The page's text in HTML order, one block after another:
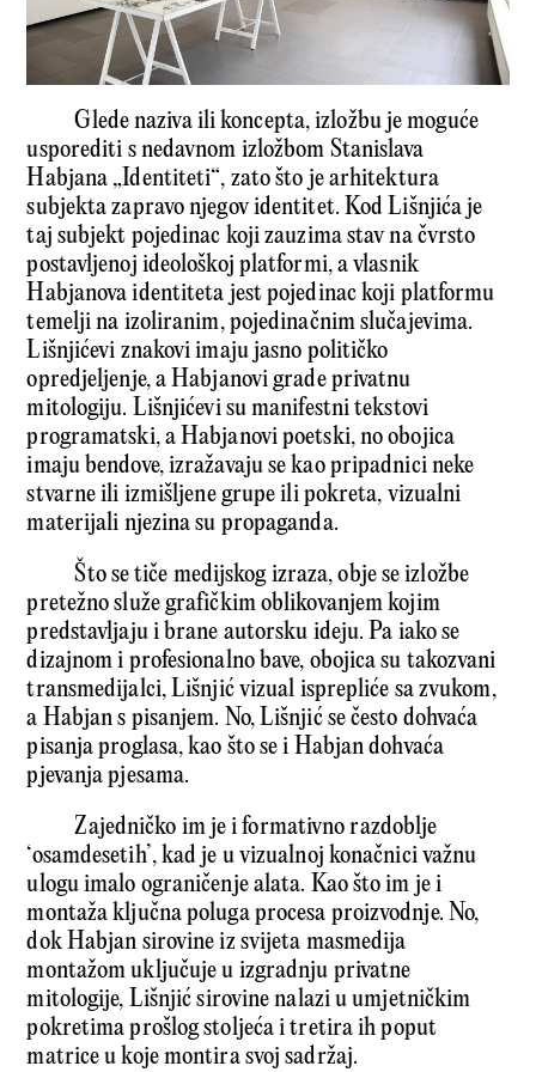
Glede naziva ili koncepta, izložbu je moguće
usporediti s nedavnom izložbom Stanislava
Habjana „Identiteti“, zato što je arhitektura
subjekta zapravo njegov identitet. Kod Lišnjića je
taj subjekt pojedinac koji zauzima stav na čvrsto
postavljenoj ideološkoj platformi, a vlasnik
Habjanova identiteta jest pojedinac koji platformu
temelji na izoliranim, pojedinačnim slučajevima.
Lišnjićevi znakovi imaju jasno političko
opredjeljenje, a Habjanovi grade privatnu
mitologiju. Lišnjićevi su manifestni tekstovi
programatski, a Habjanovi poetski, no obojica
imaju bendove, izražavaju se kao pripadnici neke
stvarne ili izmišljene grupe ili pokreta, vizualni
materijali njezina su propaganda.
Što se tiče medijskog izraza, obje se izložbe
pretežno služe grafičkim oblikovanjem kojim
predstavljaju i brane autorsku ideju. Pa iako se
dizajnom i profesionalno bave, obojica su takozvani
transmedijalci, Lišnjić vizual isprepliće sa zvukom,
a Habjan s pisanjem. No, Lišnjić se često dohvaća
pisanja proglasa, kao što se i Habjan dohvaća
pjevanja pjesama.
Zajedničko im je i formativno razdoblje
‘osamdesetih’, kad je u vizualnoj konačnici važnu
ulogu imalo ograničenje alata. Kao što im je i
montaža ključna poluga procesa proizvodnje. No,
dok Habjan sirovine iz svijeta masmedija
montažom uključuje u izgradnju privatne
mitologije, Lišnjić sirovine nalazi u umjetničkim
pokretima prošlog stoljeća i tretira ih poput
matrice u koje montira svoj sadržaj.